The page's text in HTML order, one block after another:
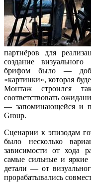
партнёров для
создание
брифом было —
«картинки», которая
Монтаж строился
соответствовать
— запоминающейся и
Group.
Сценарии к эпизодам
было несколько
зависимости от хода
самые сильные и яркие
детали — от
прорабатывались